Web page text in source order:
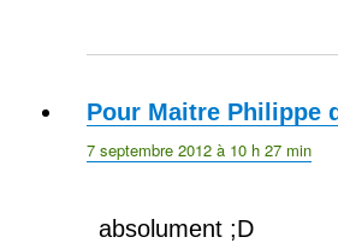
Pour Maitre Philippe
7 septembre 2012 à 10 h 27 min
absolument ;D